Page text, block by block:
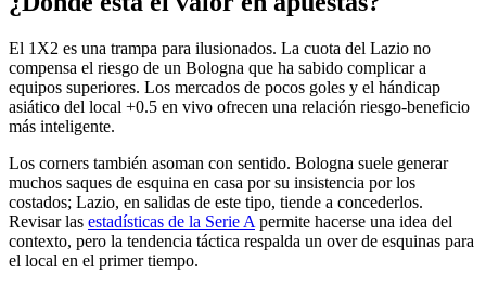
El 1X2 es una trampa para ilusionados. La cuota del Lazio no
compensa el riesgo de un Bologna que ha sabido complicar a
equipos superiores. Los mercados de pocos goles y el hándicap
asiático del local +0.5 en vivo ofrecen una relación riesgo-beneficio
más inteligente.
Los corners también asoman con sentido. Bologna suele generar
muchos saques de esquina en casa por su insistencia por los
costados; Lazio, en salidas de este tipo, tiende a concederlos.
Revisar las estadísticas de la Serie A permite hacerse una idea del
contexto, pero la tendencia táctica respalda un over de esquinas para
el local en el primer tiempo.